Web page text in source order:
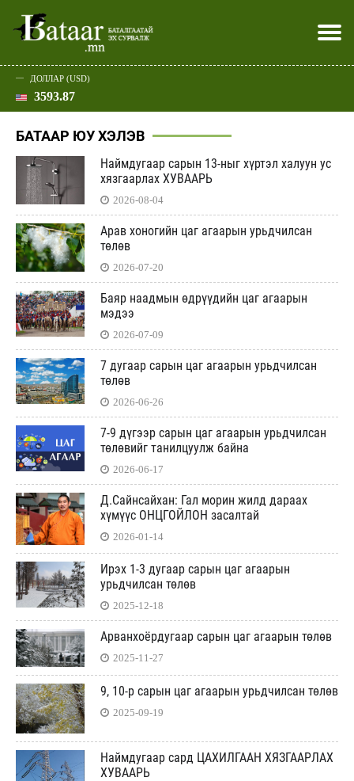
Эхлэл
Улс төр
Нийгэм
Эдийн засаг
Дэлхий
Спорт
Шар
Батаар юу хэлэв
Хэвлэл мэдээллээр
ДОЛЛАР (USD)
3593.87
БАТААР ЮУ ХЭЛЭВ
Наймдугаар сарын 13-ныг хүртэл халуун ус
хязгаарлах ХУВААРЬ
2026-08-04
Арав хоногийн цаг агаарын урьдчилсан
төлөв
2026-07-20
Баяр наадмын өдрүүдийн цаг агаарын
мэдээ
2026-07-09
7 дугаар сарын цаг агаарын урьдчилсан
төлөв
2026-06-26
7-9 дүгээр сарын цаг агаарын урьдчилсан
төлөвийг танилцуулж байна
2026-06-17
Д.Сайнсайхан: Гал морин жилд дараах
хүмүүс ОНЦГОЙЛОН засалтай
2026-01-14
Ирэх 1-3 дугаар сарын цаг агаарын
урьдчилсан төлөв
2025-12-18
Арванхоёрдугаар сарын цаг агаарын төлөв
2025-11-27
9, 10-р сарын цаг агаарын урьдчилсан төлөв
2025-09-19
Наймдугаар сард ЦАХИЛГААН ХЯЗГААРЛАХ
ХУВААРЬ